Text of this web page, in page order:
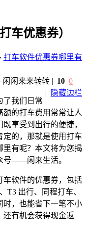
车优惠券）
打车软件优惠券哪里有
闲闲来来转转
|
隐藏边栏
| 10 0
了我们日常
的打车费用常常让人
享受到出行的便捷，
定的，那就是使用打车
里有呢？本文将为您揭
号——闲来生活。
车软件的优惠券，包括
T3 出行、同程打车、
时，也能省下一笔不小
还有机会获得现金返